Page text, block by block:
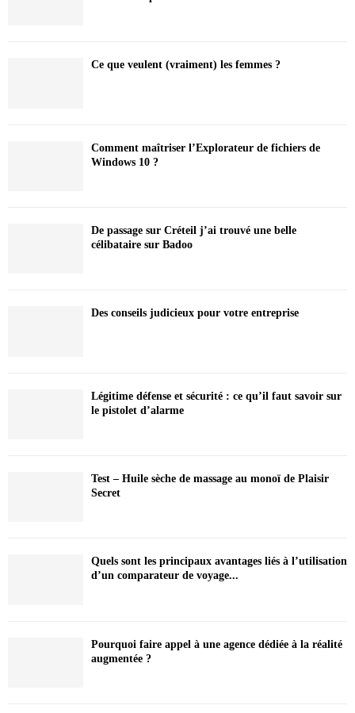
Ce que veulent (vraiment) les femmes ?
Comment maîtriser l’Explorateur de fichiers de
Windows 10 ?
De passage sur Créteil j’ai trouvé une belle
célibataire sur Badoo
Des conseils judicieux pour votre entreprise
Légitime défense et sécurité : ce qu’il faut savoir sur
le pistolet d’alarme
Test – Huile sèche de massage au monoï de Plaisir
Secret
Quels sont les principaux avantages liés à l’utilisation
d’un comparateur de voyage...
Pourquoi faire appel à une agence dédiée à la réalité
augmentée ?